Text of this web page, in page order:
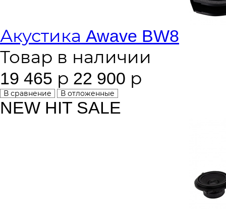
Акустика Awave BW8
Товар в наличии
19 465 р 22 900 р
В сравнение В отложенные
NEW HIT SALE